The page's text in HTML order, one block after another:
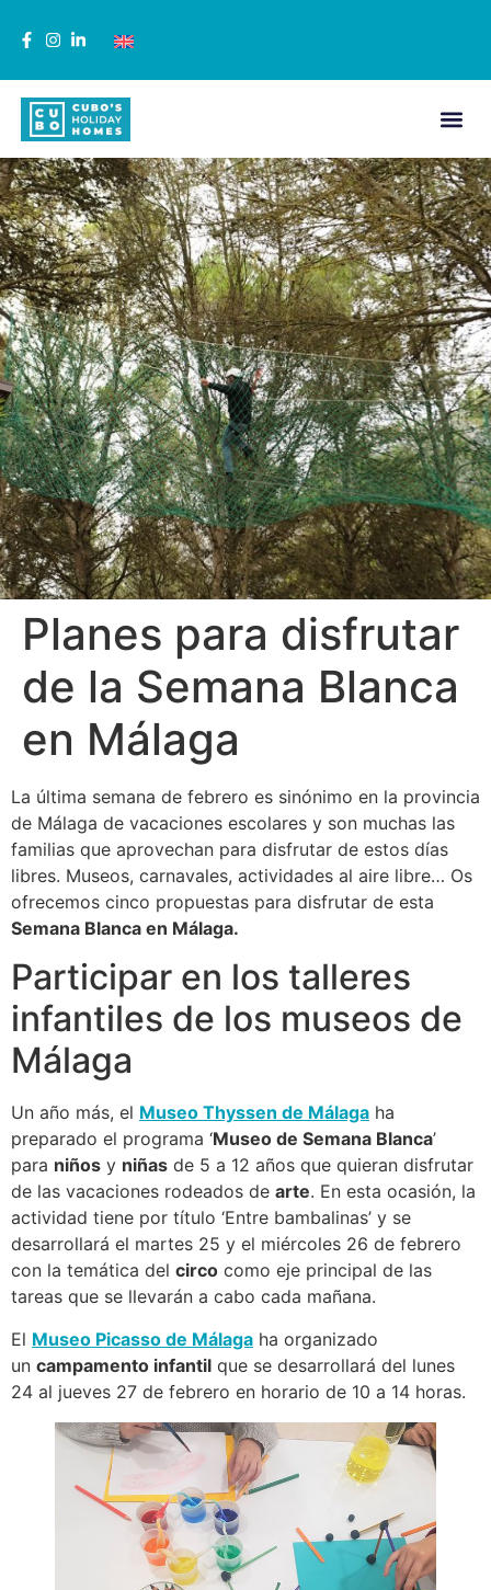
Planes para disfrutar
de la Semana Blanca
en Málaga
La última semana de febrero es sinónimo en la provincia
de Málaga de vacaciones escolares y son muchas las
familias que aprovechan para disfrutar de estos días
libres. Museos, carnavales, actividades al aire libre… Os
ofrecemos cinco propuestas para disfrutar de esta
Semana Blanca en Málaga.
Participar en los talleres
infantiles de los museos de
Málaga
Un año más, el Museo Thyssen de Málaga ha
preparado el programa ‘Museo de Semana Blanca’
para niños y niñas de 5 a 12 años que quieran disfrutar
de las vacaciones rodeados de arte. En esta ocasión, la
actividad tiene por título ‘Entre bambalinas’ y se
desarrollará el martes 25 y el miércoles 26 de febrero
con la temática del circo como eje principal de las
tareas que se llevarán a cabo cada mañana.
El Museo Picasso de Málaga ha organizado
un campamento infantil que se desarrollará del lunes
24 al jueves 27 de febrero en horario de 10 a 14 horas.